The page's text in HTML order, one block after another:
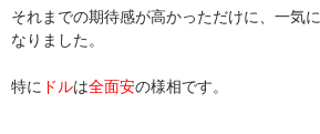
それまでの期待感が高かっただけに、一気に
なりました。
特に ドルは全面安の様相です。